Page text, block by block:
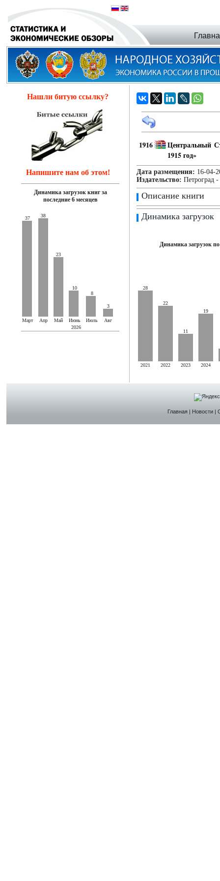
Нашли битую ссылку?
Напишите нам об этом!
Динамика загрузок книг за
последние 6 месяцев
37 38
23
10
8
3
Март Апр Май Июнь Июль
Авг
2026
1916
Центральный
1915 год»
Дата размещения: 16-
Издательство: Петроград -
Описание книги
Динамика загрузок
Динамика загрузок
28
22
11
19
2021 2022 2023 2024
Главная| Новости|